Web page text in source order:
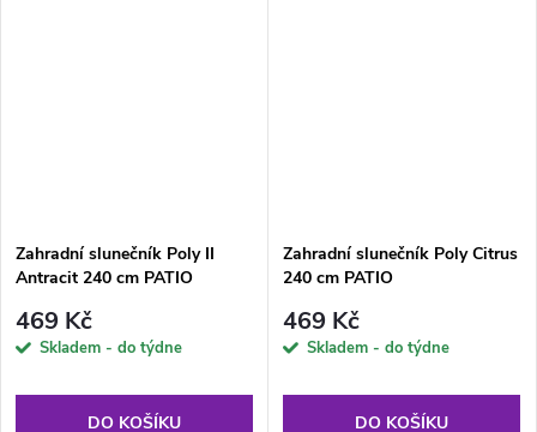
Zahradní slunečník Poly II
Antracit 240 cm PATIO
469 Kč
Skladem - do týdne
DO KOŠÍKU
Zahradní slunečník Poly Citrus
240 cm PATIO
469 Kč
Skladem - do týdne
DO KOŠÍKU